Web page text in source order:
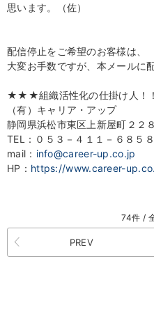
思います。（佐）
配信停止をご希望のお客様は、
大変お手数ですが、本メールに
★★★組織活性化の仕掛け人
（有）キャリア・アップ
静岡県浜松市東区上新屋町２２
TEL：０５３－４１１－６８５８
mail： info@career-up.co.jp
HP： https://www.career-
74件 /
PREV